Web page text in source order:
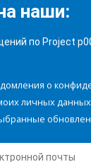
наши:
по Project
о
личных